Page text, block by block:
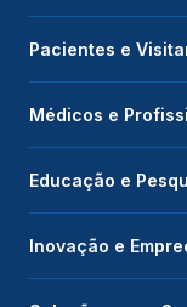
Pacientes e
Médicos e
Educação e
Inovação e